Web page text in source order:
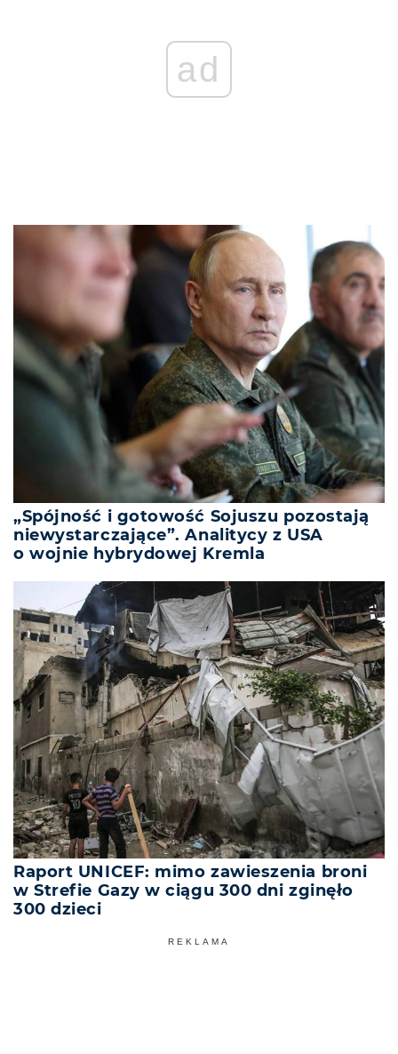
ad
„Spójność i gotowość Sojuszu pozostają
niewystarczające”. Analitycy z USA
o wojnie hybrydowej Kremla
Raport UNICEF: mimo zawieszenia broni
w Strefie Gazy w ciągu 300 dni zginęło
300 dzieci
REKLAMA